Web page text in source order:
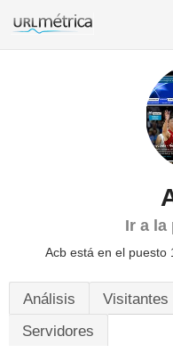
Ir a la
Acb está en el puesto
Análisis Visitantes
Servidores